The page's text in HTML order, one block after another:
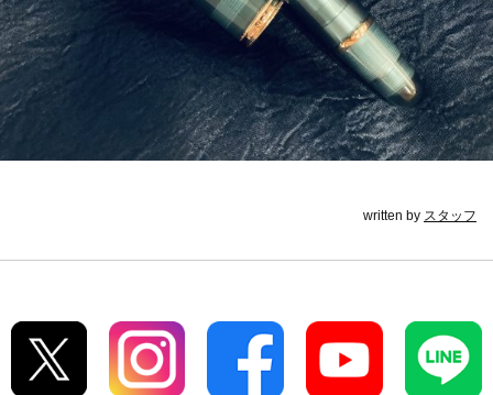
written by スタッフ